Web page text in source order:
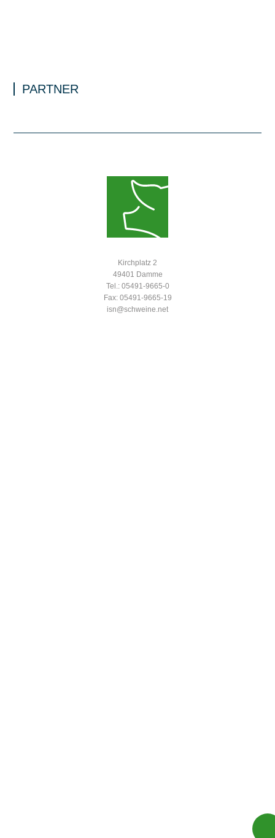
PARTNER
Kirchplatz 2
49401 Damme
Tel.: 05491-9665-0
Fax: 05491-9665-19
isn@schweine.net